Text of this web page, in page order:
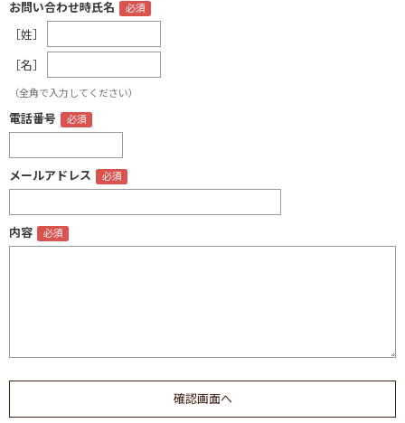
お問い合わせ時氏名
［姓］
［名］
（全角で入力してください）
電話番号
メールアドレス
内容